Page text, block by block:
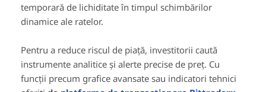
temporară de lichiditate în timpul schimbărilor
dinamice ale ratelor.
Pentru a reduce riscul de piață, investitorii caută
instrumente analitice și alerte precise de preț. Cu
funcții precum grafice avansate sau indicatori tehnici